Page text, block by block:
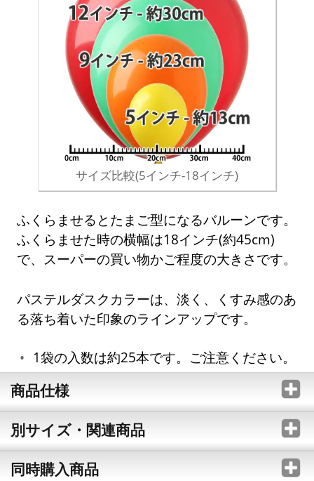
サイズ比較(5インチ-18インチ)
ふくらませるとたまご型になるバルーンです。
ふくらませた時の横幅は18インチ(約45cm)
で、スーパーの買い物かご程度の大きさです。
パステルダスクカラーは、淡く、くすみ感のあ
る落ち着いた印象のラインアップです。
1袋の入数は約25本です。ご注意ください。
商品仕様
別サイズ・関連商品
同時購入商品